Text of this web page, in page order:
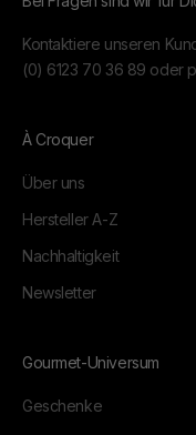
Kontaktiere unseren
(0) 6123 70 36 89 oder
À Croquer
Über uns
Hersteller A-Z
Nachhaltigkeit
Newsletter
Gourmet-Universum
Geschenke